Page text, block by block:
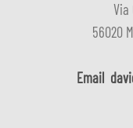
Via
56020
Email